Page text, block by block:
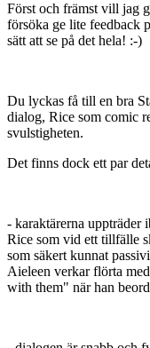
Först och främst vill jag
försöka ge lite feedback
sätt att se på det hela! :-)
Du lyckas få till en bra
dialog, Rice som comic
svulstigheten.
Det finns dock ett par
- karaktärerna uppträder
Rice som vid ett tillfälle
som säkert kunnat
Aieleen verkar flörta
with them" när han